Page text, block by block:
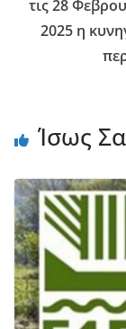
τις 28
2025 η
Ίσως